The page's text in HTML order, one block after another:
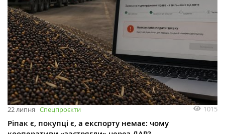
22 липня Спецпроєкти 1015
Ріпак є, покупці є, а експорту немає: чому